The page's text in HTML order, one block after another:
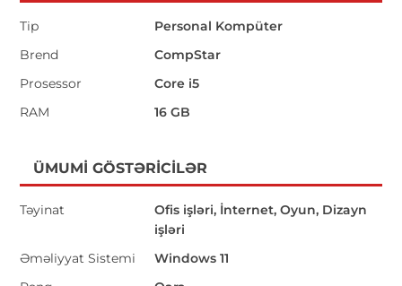
Tip
Personal Kompüter
Brend
CompStar
Prosessor
Core i5
RAM
16 GB
ÜMUMI GÖSTƏRICILƏR
Təyinat
Ofis işləri, İnternet, Oyun, Dizayn
işləri
Əməliyyat Sistemi
Windows 11